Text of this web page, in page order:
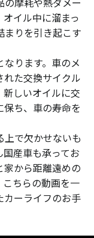
イル中に溜まっ
まりを引き起こす
ります。車のメ
た交換サイクル
しいオイルに交
ち、車の寿命を
で欠かせないも
産車も承ってお
家から距離遠めの
ちらの動画を一
カーライフのお手